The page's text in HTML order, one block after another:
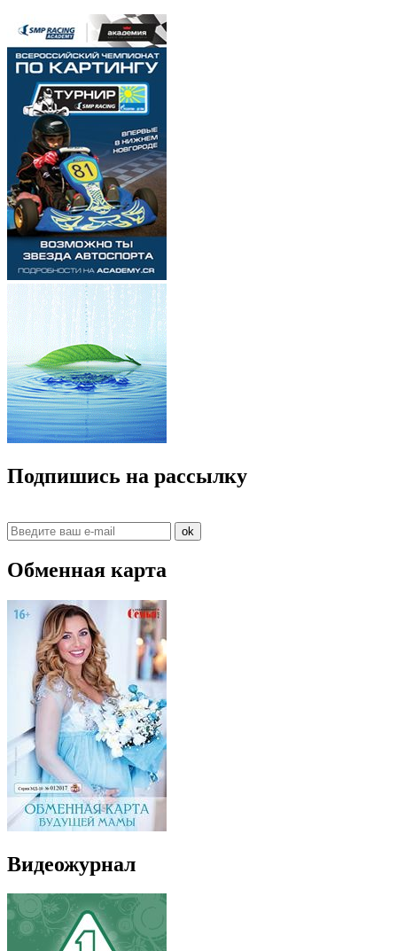
Подпишись на рассылку
ok
Обменная карта
Видеожурнал